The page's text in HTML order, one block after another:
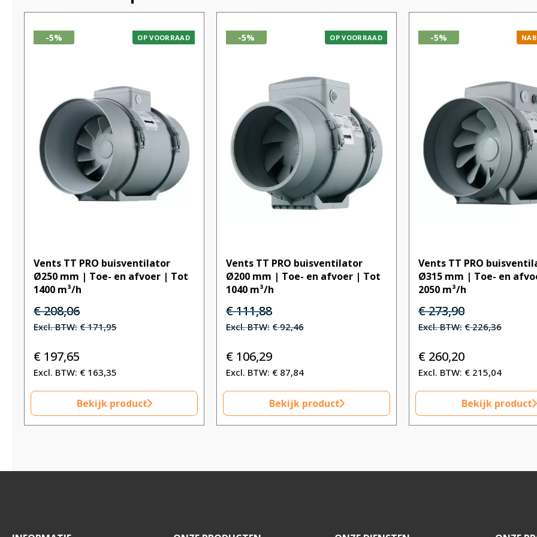
-5% OP VOORRAAD
Vents TT PRO buisventilator
Ø250 mm | Toe- en afvoer | Tot
1400 m³/h
Oorspronkelijke
prijs
€ 208,06.
€208,06Huidige
prijs
€171,95
€ 197,65
€ 163,35
Bekijk product
-5% OP VOORRAAD
Vents TT PRO buisventilator
Ø200 mm | Toe- en afvoer | Tot
1040 m³/h
Oorspronkelijke
prijs
€ 111,88.
€111,88Huidige
prijs
€ 111,88.
€92,46
€ 106,29
€ 87,84
Bekijk product
-5%
Vents TT PRO
Ø315 mm | Toe- en
2050 m³/h
Oorspronkelijke
prijs
€ 273,90.
€273,90Huidige
prijs
€ 273,90.
€226,36
€ 260,20
€ 215,04
Bekijk product